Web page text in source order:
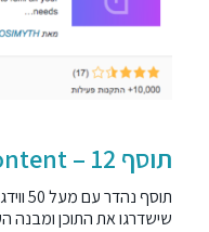
תוסף 12 – Dynamic Content –
תוסף
שישדרגו את התוכן ומבנה